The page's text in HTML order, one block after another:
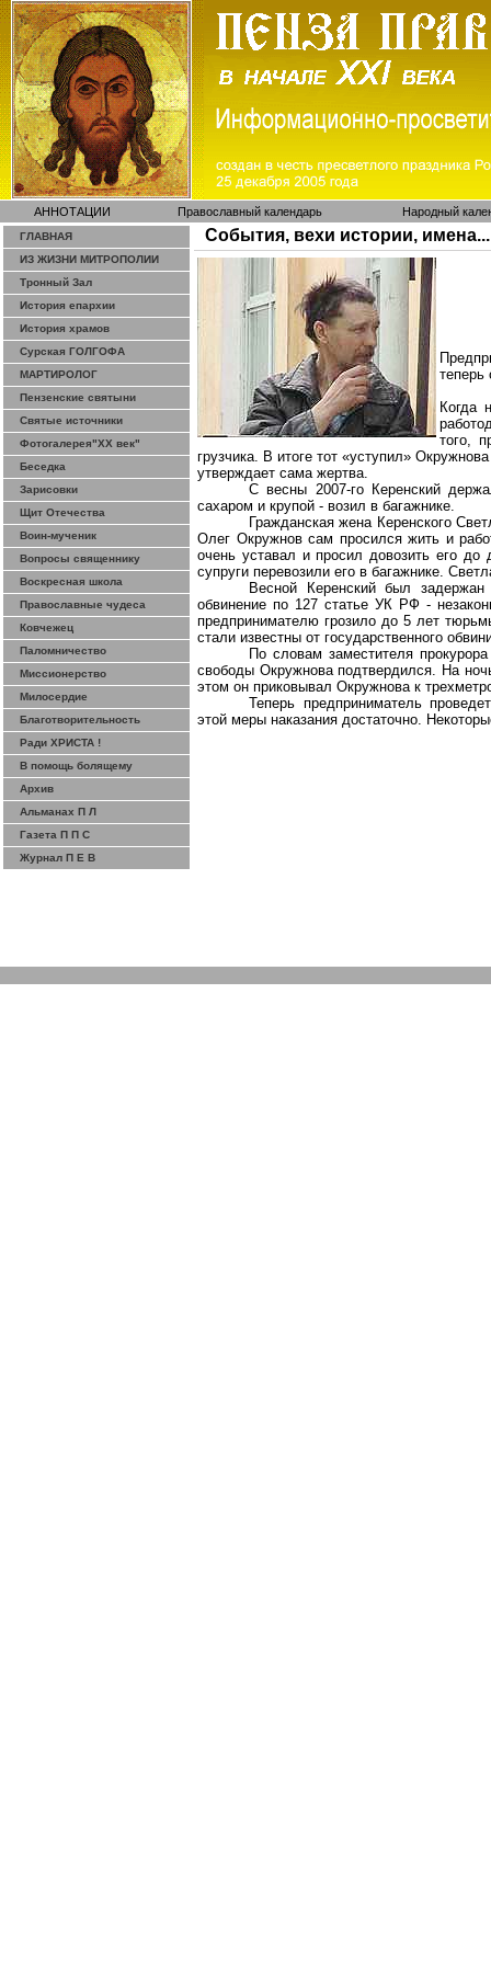
АННОТАЦИИ Православный календарь Народный
ГЛАВНАЯ
ИЗ ЖИЗНИ МИТРОПОЛИИ
Тронный Зал
История епархии
История храмов
Сурская ГОЛГОФА
МАРТИРОЛОГ
Пензенские святыни
Святые источники
Фотогалерея"ХХ век"
Беседка
Зарисовки
Щит Отечества
Воин-мученик
Вопросы священнику
Воскресная школа
Православные чудеса
Ковчежец
Паломничество
Миссионерство
Милосердие
Благотворительность
Ради ХРИСТА !
В помощь болящему
Архив
Альманах П Л
Газета П П С
Журнал П Е В
События, вехи истории, имена...
теперь
Когда
того,
грузчика. В итоге тот «уступил»
утверждает сама жертва.
С весны 2007-го Керенский
сахаром и крупой - возил в багажнике.
Гражданская жена Керенского
Олег Окружнов сам просился жить и
очень уставал и просил довозить его
супруги перевозили его в багажнике.
Весной Керенский был задержан
обвинение по 127 статье УК РФ -
предпринимателю грозило до 5 лет
стали известны от государственного
По словам заместителя
свободы Окружнова подтвердился. На
этом он приковывал Окружнова к
Теперь предприниматель
этой меры наказания достаточно.